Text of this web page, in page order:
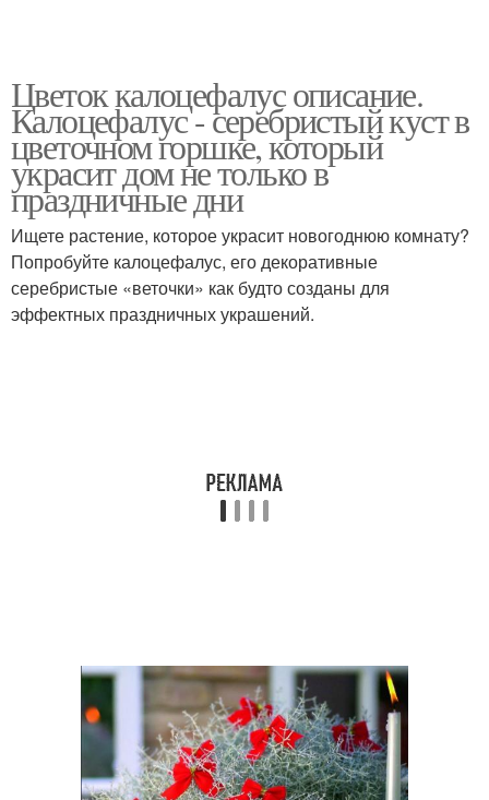
Цветок калоцефалус описание.
Калоцефалус - серебристый куст в
цветочном горшке, который
украсит дом не только в
праздничные дни
Ищете растение, которое украсит новогоднюю комнату?
Попробуйте калоцефалус, его декоративные
серебристые «веточки» как будто созданы для
эффектных праздничных украшений.